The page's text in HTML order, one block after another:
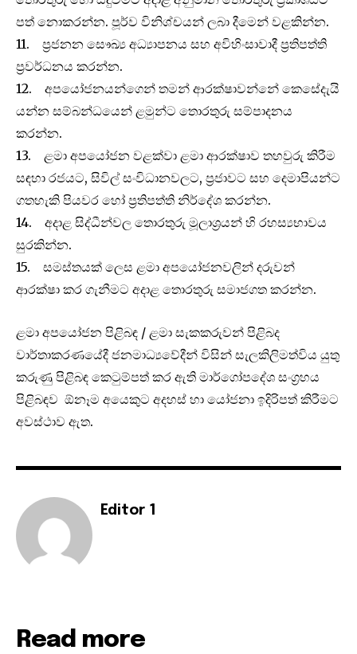
පත් නොකරන්න. පූර්ව විනිශ්චයන් ලබා දීමෙන් වළකින්න.
11. ප‍්‍රජනන සෞඛ්‍ය අධ්‍යාපනය සහ අවිහිංසාවාදී ප‍්‍රතිපත්ති
ප‍්‍රවර්ධනය කරන්න.
12. අපයෝජනයන්ගෙන් තමන් ආරක්ෂාවන්නේ කෙසේදැයි
යන්න සම්බන්ධයෙන් ළමුන්ට තොරතුරු සම්පාදනය
කරන්න.
13. ළමා අපයෝජන වළක්වා ළමා ආරක්ෂාව තහවුරු කිරීම
සඳහා රජයට, සිවිල් සංවිධානවලට, ප‍්‍රජාවට සහ දෙමාපියන්ට
ගතහැකි පියවර හෝ ප‍්‍රතිපත්ති නිර්දේශ කරන්න.
14. අදාළ සිද්ධීන්වල තොරතුරු මූලාශ‍්‍රයන් හි රහස්‍යභාවය
සුරකින්න.
15. සමස්තයක් ලෙස ළමා අපයෝජනවලින් දරුවන්
ආරක්ෂා කර ගැනීමට අදාළ තොරතුරු සමාජගත කරන්න.
ළමා අපයෝජන පිළිබඳ / ළමා සැකකරුවන් පිළිබද
වාර්තාකරණයේදී ජනමාධ්‍යවේදීන් විසින් සැලකිලිමත්විය යුතු
කරුණු පිළිබඳ කෙටුම්පත් කර ඇති මාර්ගෝපදේශ සංග‍්‍රහය
පිළිබඳව ඕනෑම අයෙකුට අදහස් හා යෝජනා ඉදිරිපත් කිරීමට
අවස්ථාව ඇත.
Editor 1
Read more